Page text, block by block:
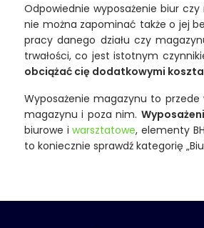
Odpowiednie wyposażenie biur
nie można zapominać także o jej
pracy danego działu czy
trwałości, co jest istotnym
obciążać cię dodatkowymi
Wyposażenie magazynu to
magazynu i poza nim.
biurowe iwarsztatowe, elementy
to koniecznie sprawdź kategorię